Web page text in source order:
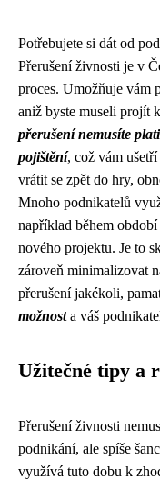
Potřebujete si dát od
Přerušení živnosti je v
proces. Umožňuje vám
aniž byste museli projít
přerušení nemusíte
pojištění, což vám
vrátit se zpět do hry,
Mnoho podnikatelů
například během
nového projektu. Je to
zároveň minimalizovat
přerušení jakékoli,
možnosta váš
Užitečné tipy a
Přerušení živnosti
podnikání, ale spíše
využívá tuto dobu k